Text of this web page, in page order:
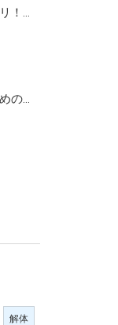
【玄関前がスッキリ！駐輪場を駐車場に！】ブロック塀を解体した外構リフォーム
タイヤ痕解消のためのタイル工事
解体